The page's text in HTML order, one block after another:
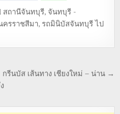
ถานีจันทบุรี, จันทบุรี -
รราชสีมา, รถมินิบัสจันทบุรี ไป
กรีนบัส เส้นทาง เชียงใหม่ – น่าน →